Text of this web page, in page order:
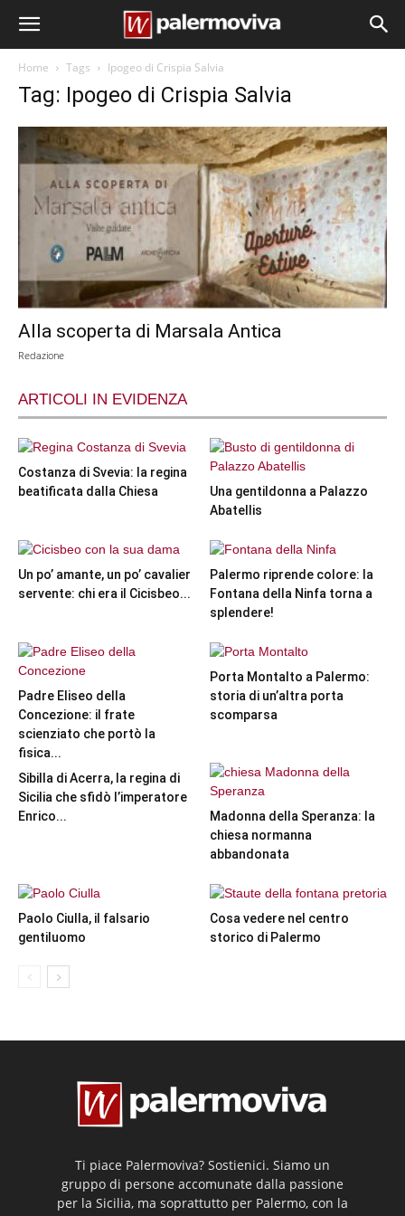
Home Tags Ipogeo di Crispia Salvia
Tag: Ipogeo di Crispia Salvia
Alla scoperta di Marsala Antica
Redazione
ARTICOLI IN EVIDENZA
Costanza di Svevia: la regina
beatificata dalla Chiesa
Una gentildonna a Palazzo
Abatellis
Un po’ amante, un po’ cavalier
servente: chi era il Cicisbeo...
Palermo riprende colore: la
Fontana della Ninfa torna a
splendere!
Padre Eliseo della
Concezione: il frate
scienziato che portò la
fisica...
Porta Montalto a Palermo:
storia di un’altra porta
scomparsa
Sibilla di Acerra, la regina di
Sicilia che sfidò l’imperatore
Enrico...
Madonna della Speranza: la
chiesa normanna
abbandonata
Paolo Ciulla, il falsario
gentiluomo
Cosa vedere nel centro
storico di Palermo
Ti piace Palermoviva? Sostienici. Siamo un
gruppo di persone accomunate dalla passione
per la Sicilia, ma soprattutto per Palermo, con la